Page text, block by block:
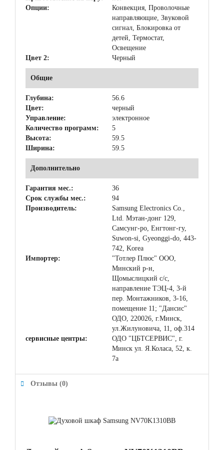
Опции:
Конвекция, Проволочные
направляющие, Звуковой
сигнал, Блокировка от
детей, Термостат,
Освещение
Цвет 2:
Черный
Общие
Глубина:
56.6
Цвет:
черный
Управление:
электронное
Количество программ:
5
Высота:
59.5
Ширина:
59.5
Дополнительно
Гарантия мес.:
36
Срок службы мес.:
94
Производитель:
Samsung Electronics Co.,
Ltd. Мэтан-донг 129,
Самсунг-ро, Енгтонг-гу,
Suwon-si, Gyeonggi-do, 443-
742, Korea
Импортер:
"Тотлер Плюс" ООО,
Минский р-н,
Щомыслицкий с/с,
направление ТЭЦ-4, 3-й
пер. Монтажников, 3-16,
помещение 11; "Дансис"
ОДО, 220026, г.Минск,
ул.Жилуновича, 11, оф.314
сервисные центры:
ОДО "ЦБТСЕРВИС", г.
Минск ул. Я.Коласа, 52, к.
7а
Отзывы (0)